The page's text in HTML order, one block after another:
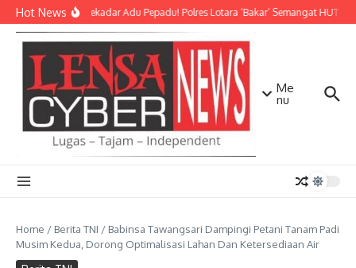
Lewati ke konten
Hot NewsBukan Sekadar Adu Pepadu! Polres Lotara ‘Bakar’ Semangat HUT
Me
nu
Home / Berita TNI / Babinsa Tawangsari Dampingi Petani Tanam Padi
Musim Kedua, Dorong Optimalisasi Lahan Dan Ketersediaan Air